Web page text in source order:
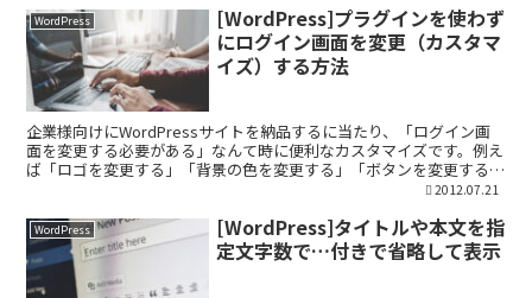
WordPress
[WordPress]プラグインを使わず
にログイン画面を変更（カスタマ
イズ）する方法
企業様向けにWordPressサイトを納品するに当たり、「ログイン画
面を変更する必要がある」なんて時に便利なカスタマイズです。例え
ば「ロゴを変更する」「背景の色を変更する」「ボタンを変更する」
2012.07.21
WordPress
[WordPress]タイトルや本文を指
定文字数で…付きで省略して表示